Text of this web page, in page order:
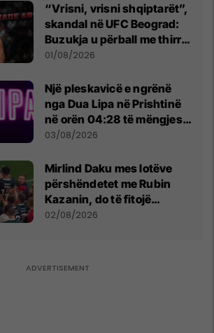
“Vrisni, vrisni shqiptarët”,
skandal në UFC Beograd:
Buzukja u përball me thirrje
anti-shqiptare nga
01/08/2026
Një pleskavicë e ngrënë
nga Dua Lipa në Prishtinë
në orën 04:28 të mëngjesit
- dhe bota digjitale serbe
03/08/2026
Mirlind Daku mes lotëve
përshëndetet me Rubin
Kazanin, do të fitojë
miliona te Spartak Moska
02/08/2026